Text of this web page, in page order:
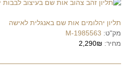
תליון יהלומים אות שם באנגלית לאישה
מק"ט: 1985563-M
מחיר: 2,290₪